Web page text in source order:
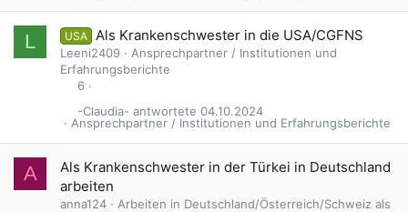
L USA Als Krankenschwester in die USA/CGFNS
Leeni2409
Ansprechpartner / Institutionen und
Erfahrungsberichte
6
Ansprechpartner / Institutionen und Erfahrungsberichte
04.10.2024
-Claudia-
A
Als Krankenschwester in der Türkei in Deutschland
arbeiten
anna124
Arbeiten in Deutschland/Österreich/Schweiz als